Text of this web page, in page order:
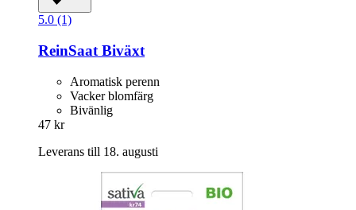
5.0 (1)
ReinSaat Biväxt
Aromatisk perenn
Vacker blomfärg
Bivänlig
47 kr
Leverans till 18. augusti